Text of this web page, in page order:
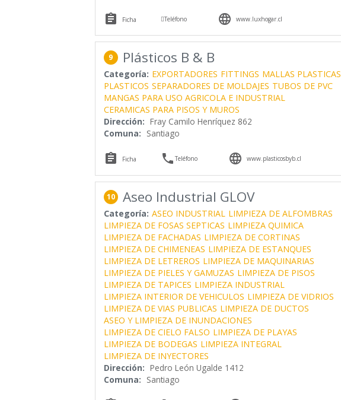
 Ficha Teléfono  www.luxhogar.cl
9 Plásticos B & B
Categoría: EXPORTADORES FITTINGS MALLAS PLASTICAS
PLASTICOS SEPARADORES DE MOLDAJES TUBOS DE PVC
MANGAS PARA USO AGRICOLA E INDUSTRIAL
CERAMICAS PARA PISOS Y MUROS
Dirección: Fray Camilo Henríquez 862
Comuna: Santiago
 Ficha Teléfono  www.plasticosbyb.cl
10 Aseo Industrial GLOV
Categoría: ASEO INDUSTRIAL LIMPIEZA DE ALFOMBRAS
LIMPIEZA DE FOSAS SEPTICAS LIMPIEZA QUIMICA
LIMPIEZA DE FACHADAS LIMPIEZA DE CORTINAS
LIMPIEZA DE CHIMENEAS LIMPIEZA DE ESTANQUES
LIMPIEZA DE LETREROS LIMPIEZA DE MAQUINARIAS
LIMPIEZA DE PIELES Y GAMUZAS LIMPIEZA DE PISOS
LIMPIEZA DE TAPICES LIMPIEZA INDUSTRIAL
LIMPIEZA INTERIOR DE VEHICULOS LIMPIEZA DE VIDRIOS
LIMPIEZA DE VIAS PUBLICAS LIMPIEZA DE DUCTOS
ASEO Y LIMPIEZA DE INUNDACIONES
LIMPIEZA DE CIELO FALSO LIMPIEZA DE PLAYAS
LIMPIEZA DE BODEGAS LIMPIEZA INTEGRAL
LIMPIEZA DE INYECTORES
Dirección: Pedro León Ugalde 1412
Comuna: Santiago